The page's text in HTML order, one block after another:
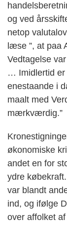
og ved
netop
læse ”, at paa
Vedtagelse
… Imidlertid er
enestaande i
maalt med
mærkværdig.”
økonomiske
andet en for
ydre
var blandt
ind, og ifølge
over affolket